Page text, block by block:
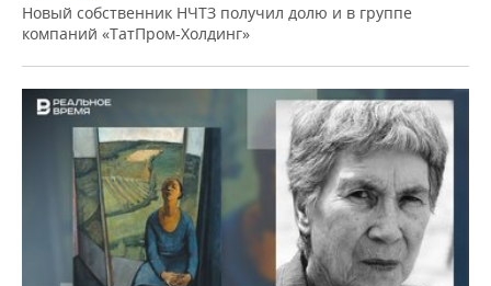
Новый собственник НЧТЗ получил долю и в группе
компаний «ТатПром-Холдинг»